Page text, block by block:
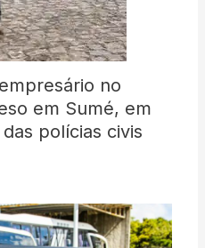
no
em Sumé, em
polícias civis